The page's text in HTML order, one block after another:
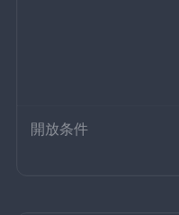
開放条件